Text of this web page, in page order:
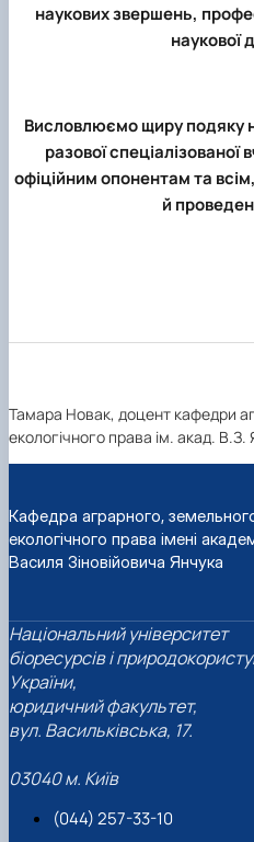
наукових звершень,
наукової
Висловлюємо щиру подяку
разової
офіційним опонентам та
й
Тамара Новак, доцент кафедри
екологічного права ім. акад. В.З.
Кафедра аграрного,
екологічного права імені
Василя Зіновійовича Янчука
Національний університет
біоресурсів і
України,
юридичний факультет,
вул. Васильківська, 17.
03040 м. Київ
(044) 257-33-10